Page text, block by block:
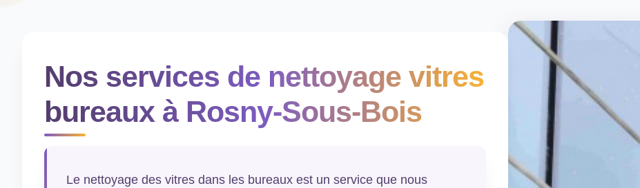
Nos services de nettoyage vitres
bureaux à Rosny-Sous-Bois
Le nettoyage des vitres dans les bureaux est un service que nous